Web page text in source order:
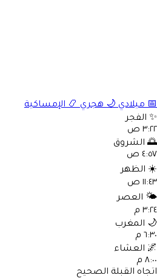
📅 ميلادي 🌙 هجري 📿 الإمساكية
✨ الفجر
٣:٢٢ ص
🌅 الشروق
٤:٥٧ ص
☀️ الظهر
١١:٤٣ ص
🌤️ العصر
٣:٢٤ م
🌙 المغرب
٦:٣٠ م
🌌 العشاء
٨:٠٠ م
اتجاه القبلة الصحيح